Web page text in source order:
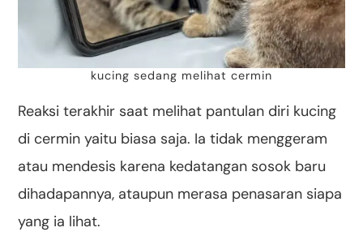
kucing sedang melihat cermin
Reaksi terakhir saat melihat pantulan diri kucing
di cermin yaitu biasa saja. Ia tidak menggeram
atau mendesis karena kedatangan sosok baru
dihadapannya, ataupun merasa penasaran siapa
yang ia lihat.